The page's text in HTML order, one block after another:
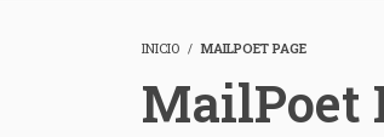
INICIO MAILPOET PAGE
MailPoet